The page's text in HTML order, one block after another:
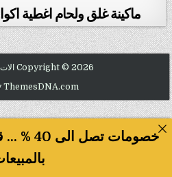
ماكينة غلق ولحام اغطية
Copyright © 2026 الات التعبئة و التغليف
ThemesDNA.com
خصومات